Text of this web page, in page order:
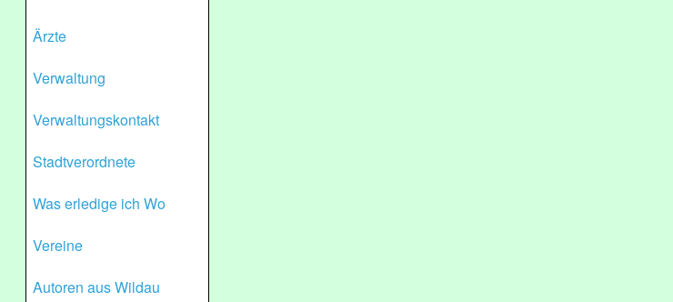
Ärzte
Verwaltung
Verwaltungskontakt
Stadtverordnete
Was erledige ich Wo
Vereine
Autoren aus Wildau